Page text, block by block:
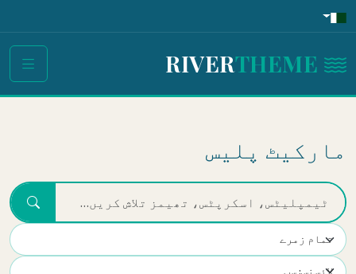
THEME
مارکیٹ پلیس